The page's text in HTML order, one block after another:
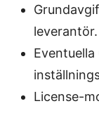
leverantör.
License-